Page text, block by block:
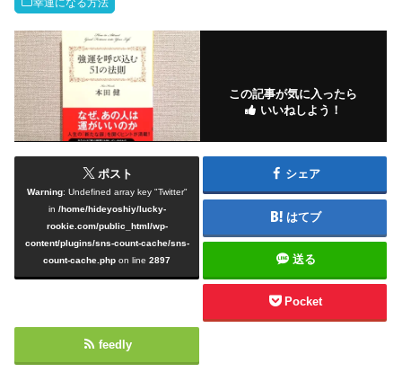
幸運になる方法
この記事が気に入ったら
いいねしよう！
ポスト
Warning: Undefined array key "Twitter"
in /home/hideyoshiy/lucky-
rookie.com/public_html/wp-
content/plugins/sns-count-cache/sns-
count-cache.php on line2897
シェア
はてブ
送る
Pocket
feedly